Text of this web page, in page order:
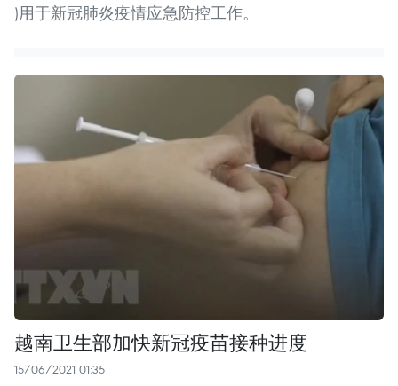
)用于新冠肺炎疫情应急防控工作。
越南卫生部加快新冠疫苗接种进度
15/06/2021 01:35